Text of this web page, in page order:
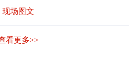
现场图文
看更多>>